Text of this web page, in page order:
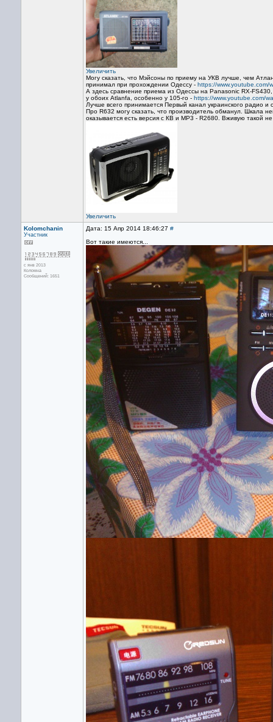
Увеличить
Могу сказать, что Мэйсоны по приему на УКВ лучше, чем
принимал при прохождении Одессу - https://www.youtube.com/
А здесь сравнение приема из Одессы на Panasonic RX-
у обоих Atlanfa, особенно у 105-го - https://www.youtube.com/
Лучше всего принимается Первый канал украинского радио
Про R632 могу сказать, что производитель обманул. Шкала
оказывается есть версия с КВ и MP3 - R2680. Вживую такой
Увеличить
Kolomchanin
Участник
с янв 2013
Коломна
Сообщений: 1651
Дата: 15 Апр 2014 18:46:27 #
Вот такие имеются...